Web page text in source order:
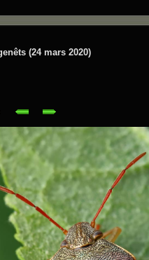
(24 mars 2020)
: